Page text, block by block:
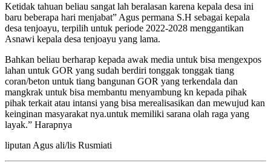
Ketidak tahuan beliau sangat lah beralasan karena kepala desa ini
baru beberapa hari menjabat” Agus permana S.H sebagai kepala
desa tenjoayu, terpilih untuk periode 2022-2028 menggantikan
Asnawi kepala desa tenjoayu yang lama.
Bahkan beliau berharap kepada awak media untuk bisa mengexpos
lahan untuk GOR yang sudah berdiri tonggak tonggak tiang
coran/beton untuk tiang bangunan GOR yang terkendala dan
mangkrak untuk bisa membantu menyambung kn kepada pihak
pihak terkait atau intansi yang bisa merealisasikan dan mewujud kan
keinginan masyarakat nya.untuk memiliki sarana olah raga yang
layak.” Harapnya
liputan Agus ali/lis Rusmiati